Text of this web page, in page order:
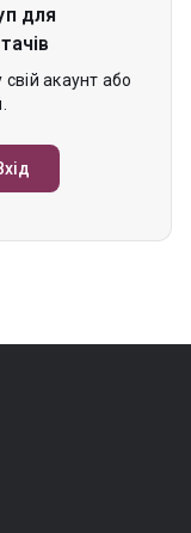
для
акаунт або